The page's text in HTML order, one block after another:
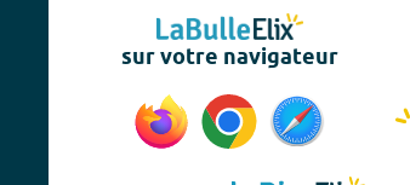
sur votre navigateur